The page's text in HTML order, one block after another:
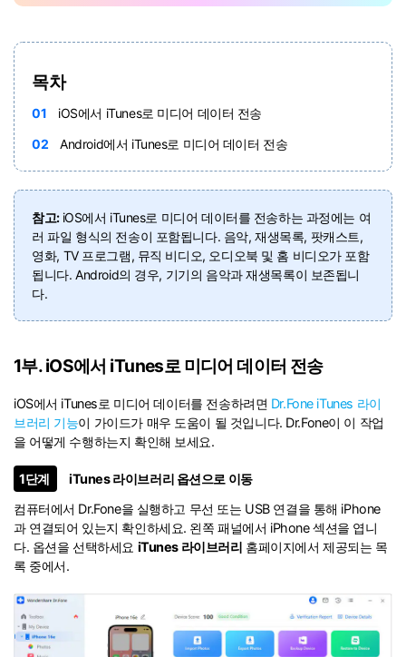
목차
01
iOS에서 iTunes로 미디어 데이터 전송
02
Android에서 iTunes로 미디어 데이터 전송
참고: iOS에서 iTunes로 미디어 데이터를 전송하는 과정에는 여
러 파일 형식의 전송이 포함됩니다. 음악, 재생목록, 팟캐스트,
영화, TV 프로그램, 뮤직 비디오, 오디오북 및 홈 비디오가 포함
됩니다. Android의 경우, 기기의 음악과 재생목록이 보존됩니
다.
1부. iOS에서 iTunes로 미디어 데이터 전송
iOS에서 iTunes로 미디어 데이터를 전송하려면 Dr.Fone iTunes 라이
브러리 기능이 가이드가 매우 도움이 될 것입니다. Dr.Fone이 이 작업
을 어떻게 수행하는지 확인해 보세요.
1단계
iTunes 라이브러리 옵션으로 이동
컴퓨터에서 Dr.Fone을 실행하고 무선 또는 USB 연결을 통해 iPhone
과 연결되어 있는지 확인하세요. 왼쪽 패널에서 iPhone 섹션을 엽니
다. 옵션을 선택하세요 iTunes 라이브러리 홈페이지에서 제공되는 목
록 중에서.